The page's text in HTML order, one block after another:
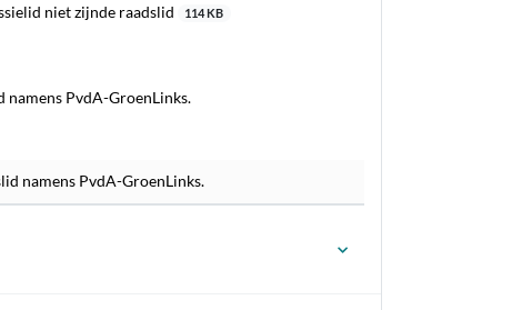
niet zijnde raadslid
114 KB
namens PvdA-GroenLinks.
namens PvdA-GroenLinks.